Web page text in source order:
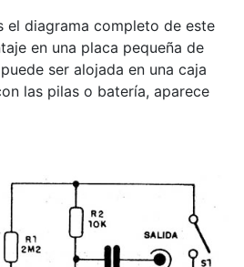
el diagrama completo de este
en una placa pequeña de
ser alojada en una caja
las pilas o batería, aparece